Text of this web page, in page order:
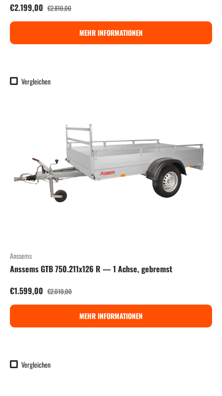
Verkaufspreis
€2.199,00 Normaler Preis
€2.810,00
MEHR INFORMATIONEN
Vergleichen
Anssems
Anssems GTB 750.211x126 R — 1 Achse, gebremst
Verkaufspreis
€1.599,00 Normaler Preis
€2.010,00
MEHR INFORMATIONEN
Vergleichen